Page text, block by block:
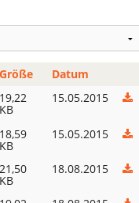
Größe
Datum
19,22
KB
15.05.2015
18,59
KB
15.05.2015
21,50
KB
18.08.2015